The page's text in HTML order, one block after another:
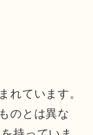
れています。
のとは異な